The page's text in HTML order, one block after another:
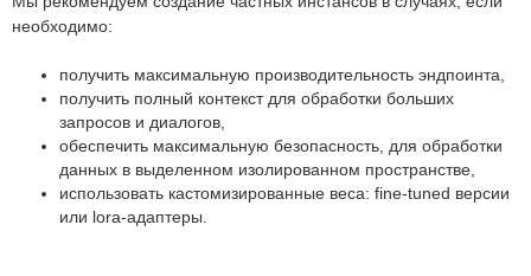
необходимо:
получить максимальную производительность эндпоинта,
получить полный контекст для обработки больших
запросов и диалогов,
обеспечить максимальную безопасность, для обработки
данных в выделенном изолированном пространстве,
использовать кастомизированные веса: fine-tuned версии
или lora-адаптеры.